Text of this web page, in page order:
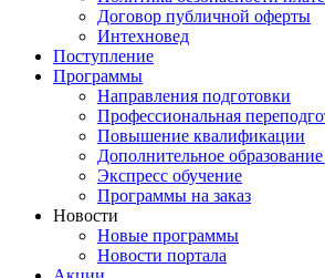
Договор публичной оферты
Интехновед
Поступление
Программы
Направления подготовки
Профессиональная
Повышение квалификации
Дополнительное
Экспресс обучение
Программы на заказ
Новости
Новые программы
Новости портала